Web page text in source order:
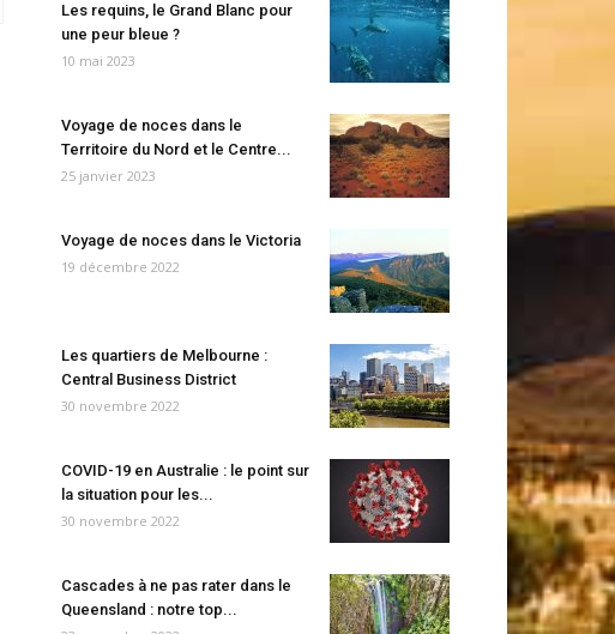
Les requins, le Grand Blanc pour
une peur bleue ?
10 mai 2023
Voyage de noces dans le
Territoire du Nord et le Centre...
25 janvier 2023
Voyage de noces dans le Victoria
19 décembre 2022
Les quartiers de Melbourne :
Central Business District
30 novembre 2022
COVID-19 en Australie : le point sur
la situation pour les...
30 novembre 2022
Cascades à ne pas rater dans le
Queensland : notre top...